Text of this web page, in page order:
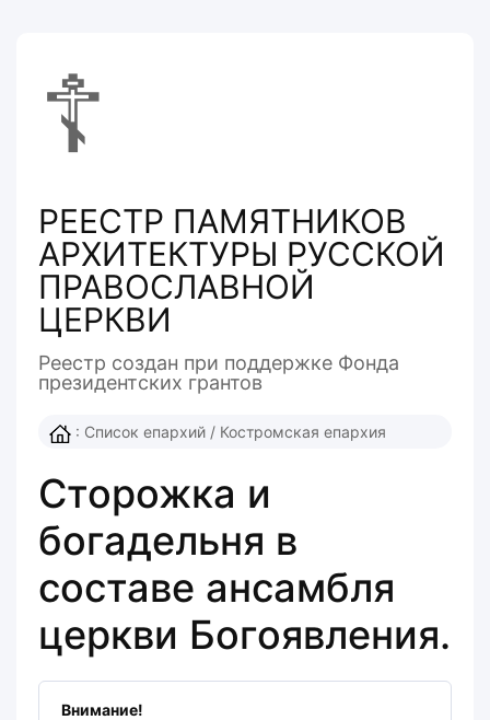
☦
РЕЕСТР ПАМЯТНИКОВ
АРХИТЕКТУРЫ РУССКОЙ
ПРАВОСЛАВНОЙ
ЦЕРКВИ
Реестр создан при поддержке Фонда
президентcких грантов
: Список епархий / Костромская епархия
Сторожка и
богадельня в
составе ансамбля
церкви Богоявления.
Внимание!